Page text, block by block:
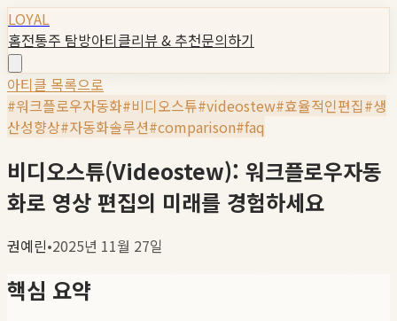
LOYAL
홈전통주 탐방아티클리뷰 & 추천문의하기
아티클 목록으로
#워크플로우자동화#비디오스튜#videostew#효율적인편집#생
산성향상#자동화솔루션#comparison#faq
비디오스튜(Videostew): 워크플로우자동
화로 영상 편집의 미래를 경험하세요
권예린•2025년 11월 27일
핵심 요약